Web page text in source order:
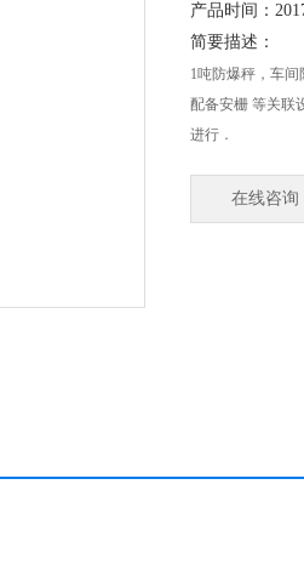
产品时间：
简要描述：
1吨防爆秤，车
配备安栅 等关联
进行．
在线咨询